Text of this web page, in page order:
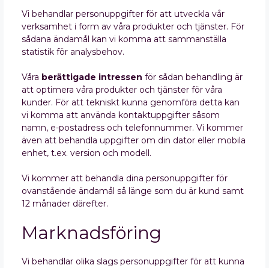
Vi behandlar personuppgifter för att utveckla vår
verksamhet i form av våra produkter och tjänster. För
sådana ändamål kan vi komma att sammanställa
statistik för analysbehov.
Våra berättigade intressen för sådan behandling är
att optimera våra produkter och tjänster för våra
kunder. För att tekniskt kunna genomföra detta kan
vi komma att använda kontaktuppgifter såsom
namn, e-postadress och telefonnummer. Vi kommer
även att behandla uppgifter om din dator eller mobila
enhet, t.ex. version och modell.
Vi kommer att behandla dina personuppgifter för
ovanstående ändamål så länge som du är kund samt
12 månader därefter.
Marknadsföring
Vi behandlar olika slags personuppgifter för att kunna